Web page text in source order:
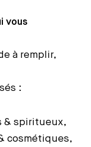
vous
à remplir,
:
& spiritueux,
cosmétiques,